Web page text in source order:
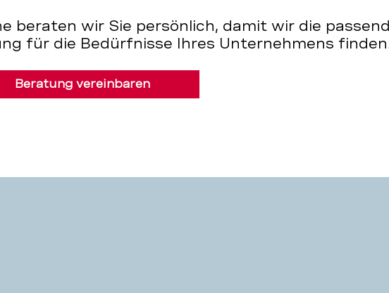
beraten wir Sie persönlich, damit wir die
für die Bedürfnisse Ihres Unternehmens
Beratung vereinbaren